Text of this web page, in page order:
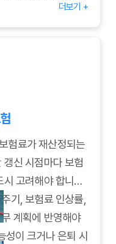
상담을 통해 확인
가능하지만, 금액
을 병행하는 것이
남겨두고 나머지
목적자금으로 배
보험을 통해 장기
께 준비하시길 바랍
더보기 +
험료가 재산정되는
신 시점마다 보험
고려해야 합니다.
기, 보험료 인상률,
계획에 반영해야
성이 크거나 은퇴 시